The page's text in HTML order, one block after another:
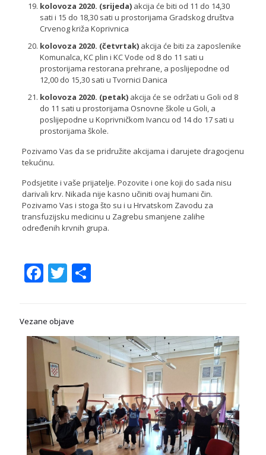
kolovoza 2020. (srijeda) akcija će biti od 11 do 14,30
sati i 15 do 18,30 sati u prostorijama Gradskog društva
Crvenog križa Koprivnica
kolovoza 2020. (četvrtak)akcija će biti za zaposlenike
Komunalca, KC plin i KC Vode od 8 do 11 sati u
prostorijama restorana prehrane, a poslijepodne od
12,00 do 15,30 sati u Tvornici Danica
kolovoza 2020. (petak)akcija će se održati u Goli od 8
do 11 sati u prostorijama Osnovne škole u Goli, a
poslijepodne u Koprivničkom Ivancu od 14 do 17 sati u
prostorijama škole.
Pozivamo Vas da se pridružite akcijama i darujete dragocjenu
tekućinu.
Podsjetite i vaše prijatelje. Pozovite i one koji do sada nisu
darivali krv. Nikada nije kasno učiniti ovaj humani čin.
Pozivamo Vas i stoga što su i u Hrvatskom Zavodu za
transfuzijsku medicinu u Zagrebu smanjene zalihe
određenih krvnih grupa.
Facebook
Twitter
Share
Vezane objave